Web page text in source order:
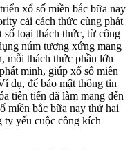
xổ số miền bắc bữa nay
cải cách thức cùng phát
số loại thách thức, từ công
núm tương xứng mang
mỗi thách thức phần lớn
minh, giúp xổ số miền
dụ, để bảo mật thông tin
tiên tiến đã làm mang đến
miền bắc bữa nay thứ hai
ty yếu cuộc công kích